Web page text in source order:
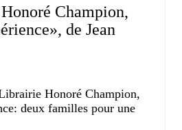
Champion,
de Jean
Honoré Champion,
deux familles pour une